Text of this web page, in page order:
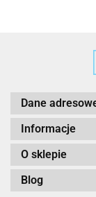
Dane
Informacje
O sklepie
Blog